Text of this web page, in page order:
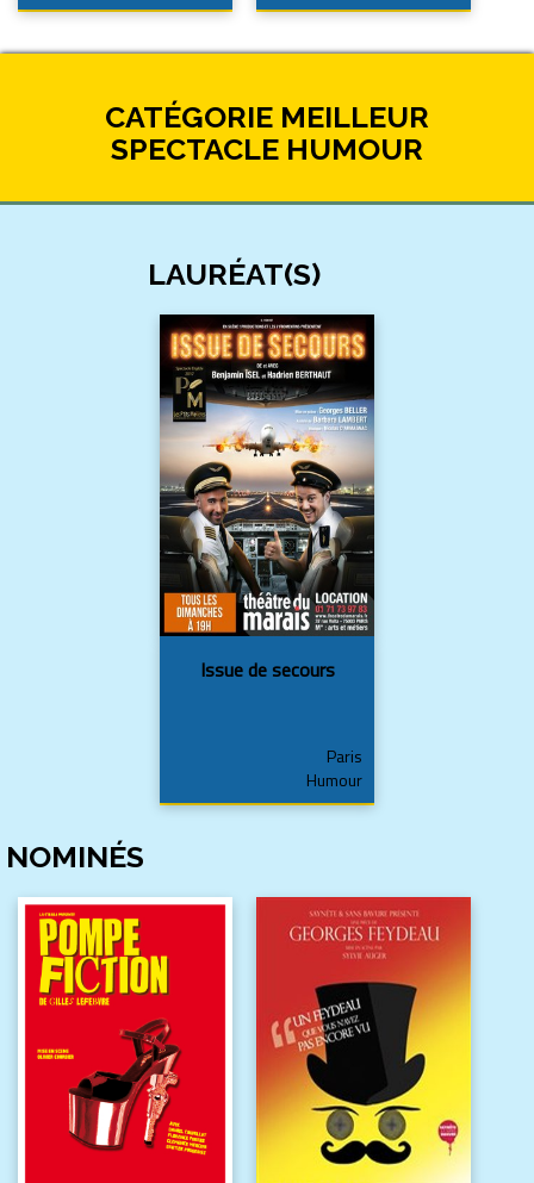
CATÉGORIE MEILLEUR
SPECTACLE HUMOUR
LAURÉAT(S)
Issue de secours
Paris
Humour
NOMINÉS